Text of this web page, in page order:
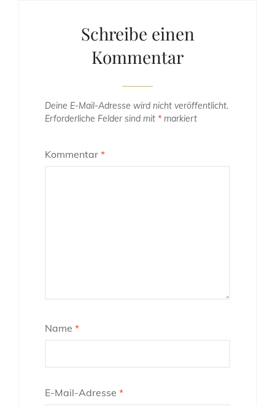
Schreibe einen
Kommentar
Deine E-Mail-Adresse wird nicht veröffentlicht.
Erforderliche Felder sind mit * markiert
Kommentar *
Name *
E-Mail-Adresse *